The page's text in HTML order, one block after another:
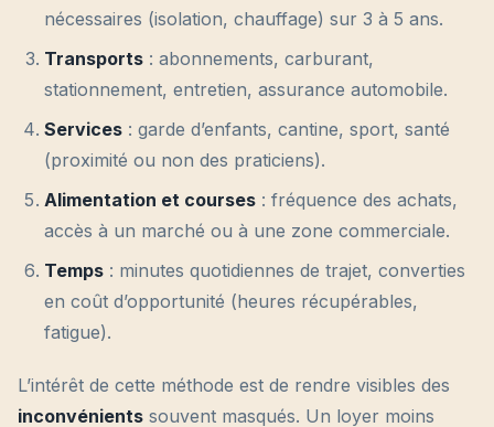
nécessaires (isolation, chauffage) sur 3 à 5 ans.
Transports : abonnements, carburant,
stationnement, entretien, assurance automobile.
Services : garde d’enfants, cantine, sport, santé
(proximité ou non des praticiens).
Alimentation et courses : fréquence des achats,
accès à un marché ou à une zone commerciale.
Temps : minutes quotidiennes de trajet, converties
en coût d’opportunité (heures récupérables,
fatigue).
L’intérêt de cette méthode est de rendre visibles des
inconvénients souvent masqués. Un loyer moins